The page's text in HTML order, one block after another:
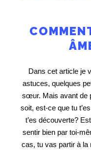
Dans cet article je
astuces, quelques
sœur. Mais avant de
soit, est-ce que tu
t’es découverte?
sentir bien par toi-
cas, tu vas partir à la